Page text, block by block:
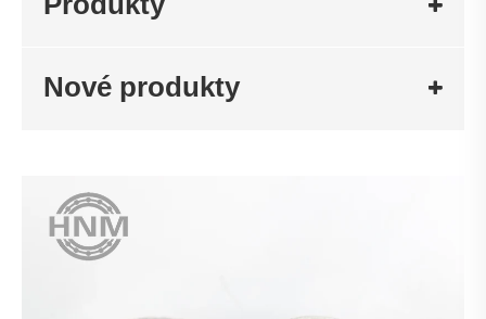
Nové produkty